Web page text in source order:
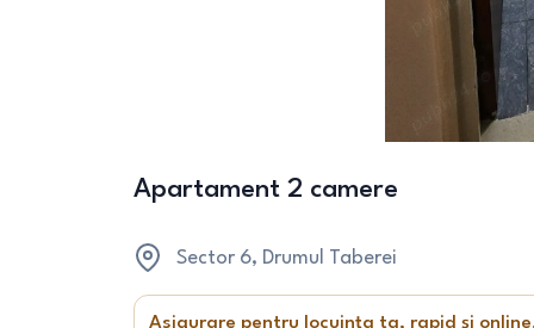
Apartament 2 camere
Sector 6, Drumul Taberei
Asigurare pentru locuința ta, rapid și